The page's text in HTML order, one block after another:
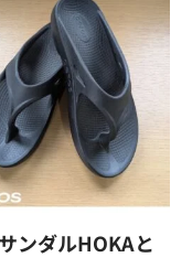
ンダルHOKAと